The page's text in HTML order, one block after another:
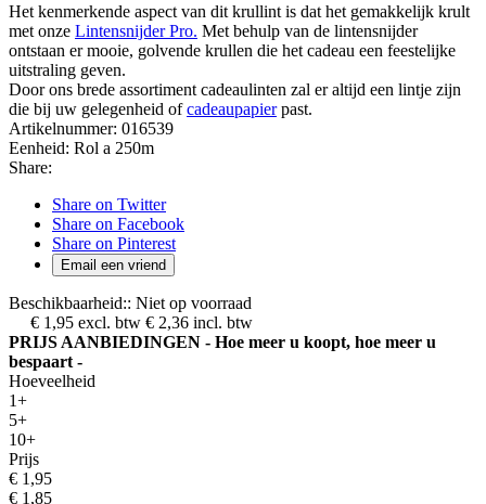
Het kenmerkende aspect van dit krullint is dat het gemakkelijk krult
met onze Lintensnijder Pro. Met behulp van de lintensnijder
ontstaan er mooie, golvende krullen die het cadeau een feestelijke
uitstraling geven.
Door ons brede assortiment cadeaulinten zal er altijd een lintje zijn
die bij uw gelegenheid ofcadeaupapierpast.
Artikelnummer: 016539
Eenheid: Rol a 250m
Share:
Share on Twitter
Share on Facebook
Share on Pinterest
Email een vriend
Beschikbaarheid:: Niet op voorraad
€ 1,95 excl. btw € 2,36 incl. btw
PRIJS AANBIEDINGEN - Hoe meer u koopt, hoe meer u
bespaart -
Hoeveelheid
1+
5+
10+
Prijs
€ 1,95
€ 1,85